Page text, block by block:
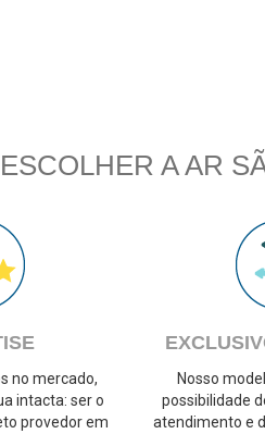
A AR
no mercado,
intacta: ser o
provedor em
Nosso
possibilidade
atendimento e